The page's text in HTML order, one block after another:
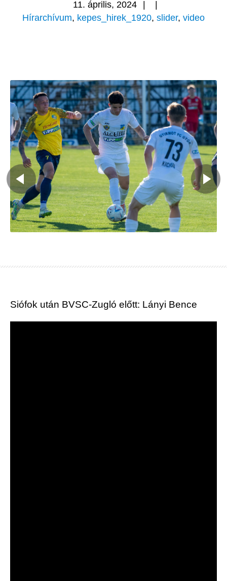
11. április, 2024
Hírarchívum, kepes_hirek_1920, slider, video
Siófok után BVSC-Zugló előtt: Lányi Bence